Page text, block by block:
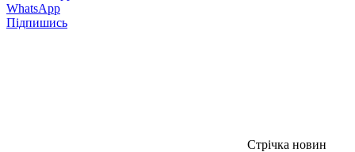
WhatsApp
Підпишись
Стрічка новин